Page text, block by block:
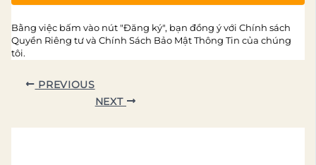
Bằng việc bấm vào nút "Đăng ký", bạn đồng ý với Chính sách
Quyền Riêng tư và Chính Sách Bảo Mật Thông Tin của chúng
tôi.
PREVIOUS
NEXT